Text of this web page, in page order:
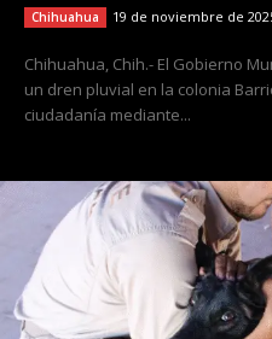
Chihuahua 19 de noviembre de
Chihuahua, Chih.- El Gobierno
un dren pluvial en la colonia
ciudadanía mediante...